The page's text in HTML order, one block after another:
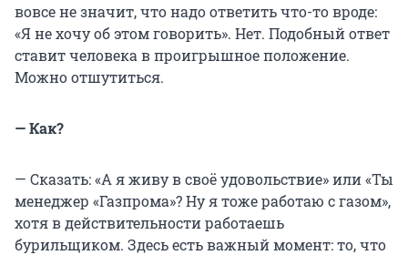
вовсе не значит, что надо ответить что-то вроде:
«Я не хочу об этом говорить». Нет. Подобный ответ
ставит человека в проигрышное положение.
Можно отшутиться.
— Как?
— Сказать: «А я живу в своё удовольствие» или «Ты
менеджер «Газпрома»? Ну я тоже работаю с газом»,
хотя в действительности работаешь
бурильщиком. Здесь есть важный момент: то, что